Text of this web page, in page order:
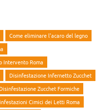
Come eliminare l'acaro del legno
Intervento Roma
Disinfestazione Infernetto Zucchet
Disinfestazione Zucchet Formiche
Cimici dei Letti Roma